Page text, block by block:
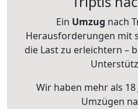
Ein Umzug nach
Herausforderungen mit
die Last zu erleichtern –
Wir haben mehr als
Umzügen